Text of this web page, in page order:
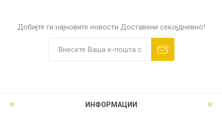
Добијте ги најновите новости Доставени секојдневно!
ИНФОРМАЦИИ